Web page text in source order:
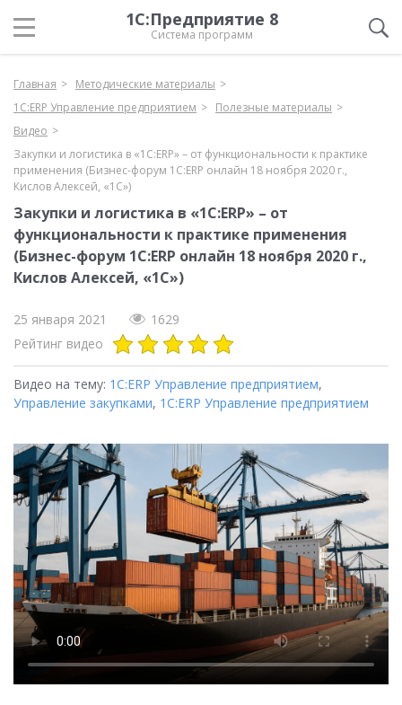
1С:Предприятие 8
Система программ
Главная
Методические материалы
1С:ERP Управление предприятием
Полезные материалы
Видео
Закупки и логистика в «1С:ERP» – от функциональности к практике
применения (Бизнес-форум 1С:ERP онлайн 18 ноября 2020 г.,
Кислов Алексей, «1С»)
Закупки и логистика в «1С:ERP» – от
функциональности к практике применения
(Бизнес-форум 1С:ERP онлайн 18 ноября 2020 г.,
Кислов Алексей, «1С»)
25 января 2021
1629
Рейтинг видео
Видео на тему: 1С:ERP Управление предприятием,
Управление закупками, 1С:ERP Управление предприятием